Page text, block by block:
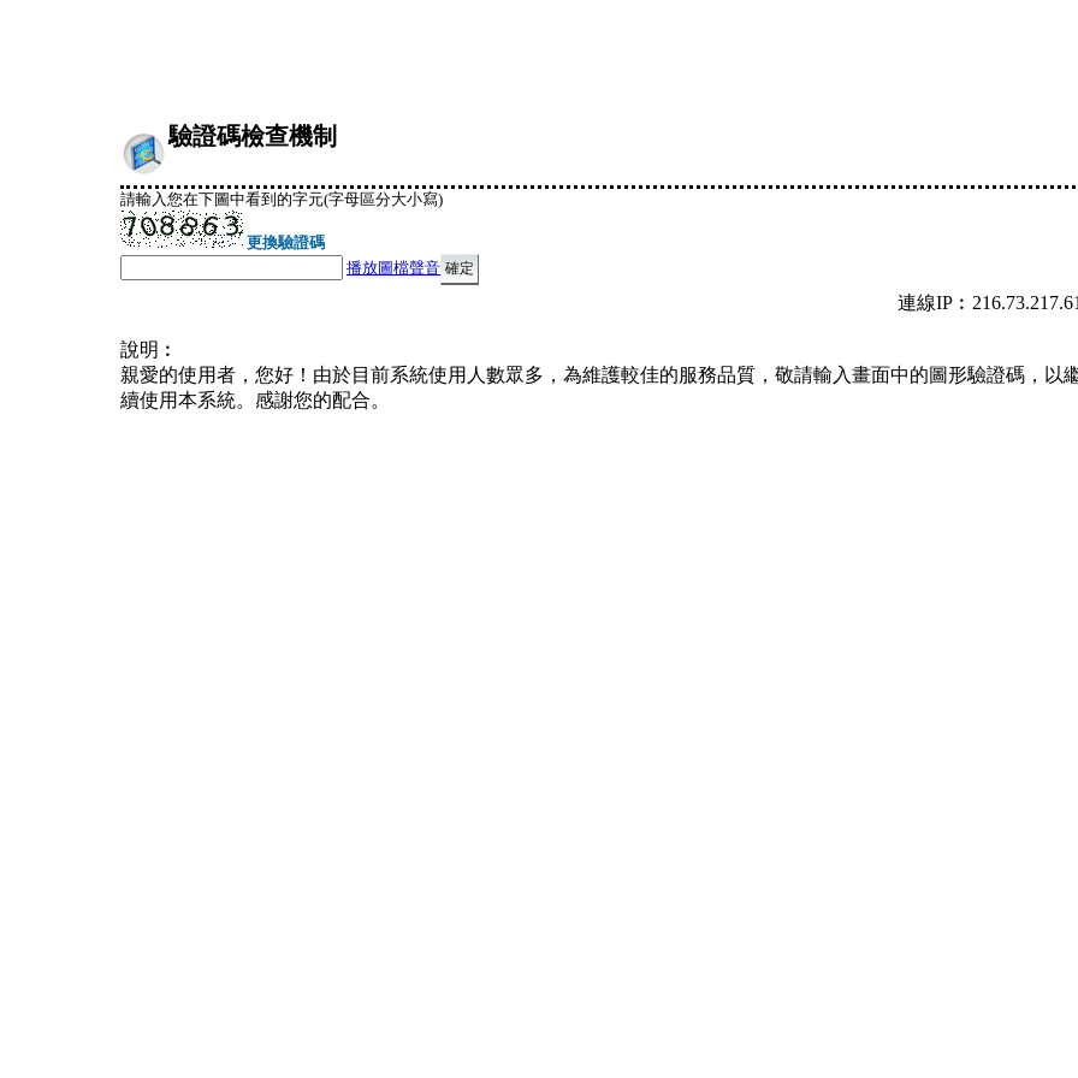
驗證碼檢查機制
請輸入您在下圖中看到的字元(字母區分大小寫)
更換驗證碼
播放圖檔聲音
連線
說明︰
親愛的使用者，您好！由於目前系統使用人數眾多，為維護較佳的服務品質，敬請輸入畫面中的圖形驗證碼，以
續使用本系統。感謝您的配合。